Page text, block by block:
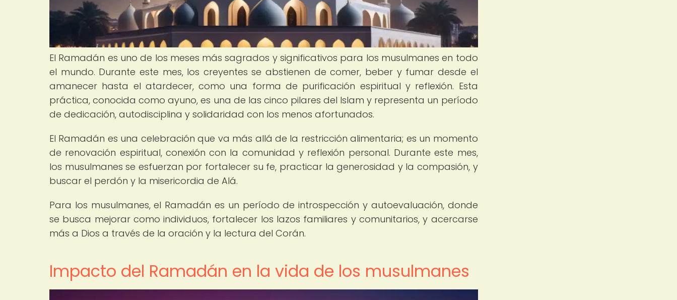
El Ramadán es uno de los meses más sagrados y significativos para los musulmanes en todo
el mundo. Durante este mes, los creyentes se abstienen de comer, beber y fumar desde el
amanecer hasta el atardecer, como una forma de purificación espiritual y reflexión. Esta
práctica, conocida como ayuno, es una de las cinco pilares del Islam y representa un período
de dedicación, autodisciplina y solidaridad con los menos afortunados.
El Ramadán es una celebración que va más allá de la restricción alimentaria; es un momento
de renovación espiritual, conexión con la comunidad y reflexión personal. Durante este mes,
los musulmanes se esfuerzan por fortalecer su fe, practicar la generosidad y la compasión, y
buscar el perdón y la misericordia de Alá.
Para los musulmanes, el Ramadán es un período de introspección y autoevaluación, donde
se busca mejorar como individuos, fortalecer los lazos familiares y comunitarios, y acercarse
más a Dios a través de la oración y la lectura del Corán.
Impacto del Ramadán en la vida de los musulmanes